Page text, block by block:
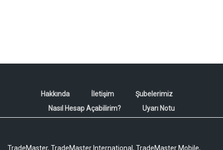
Hakkında İletişim
Şubelerimiz
Nasıl Hesap Açabilirim?
Uyarı Notu
TradeMaster, TradeMaster International, TradeMaster Mobile,